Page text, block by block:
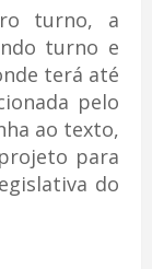
turno, a
turno e
terá até
pelo
ao texto,
para
do